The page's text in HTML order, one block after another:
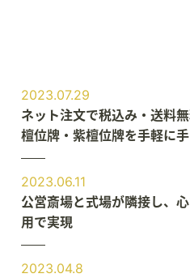
2023.07.29
ネット注文で税込み・送料
檀位牌・紫檀位牌を手軽に
2023.06.11
公営斎場と式場が隣接し、
用で実現
2023.04.8